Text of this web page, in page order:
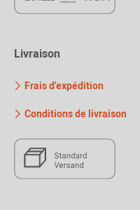
Livraison
Frais d'expédition
Conditions de livraison